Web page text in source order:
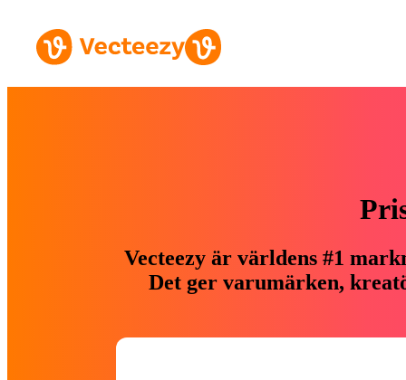
Vecteezy är världens #1
Det ger varumärken,